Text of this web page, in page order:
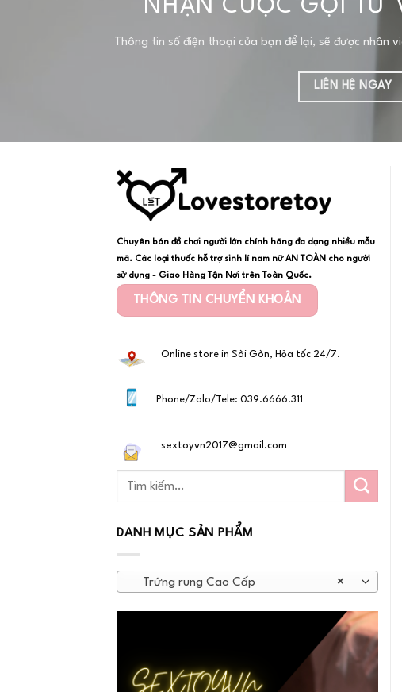
NHẬN CUỘC GỌI TƯ
Thông tin số điện thoại của bạn để lại, sẽ được nhân
LIÊN HỆ NGAY
Chuyên bán đồ chơi người lớn chính hãng đa dạng nhiều mẫu
mã. Các loại thuốc hỗ trợ sinh lí nam nữ AN TOÀN cho người
sử dụng - Giao Hàng Tận Nơi trên Toàn Quốc.
THÔNG TIN CHUYỂN KHOẢN
Online store in Sài Gòn, Hỏa tốc 24/7.
Phone/Zalo/Tele: 039.6666.311
sextoyvn2017@gmail.com
DANH MỤC SẢN PHẨM
×
Trứng rung Cao Cấp